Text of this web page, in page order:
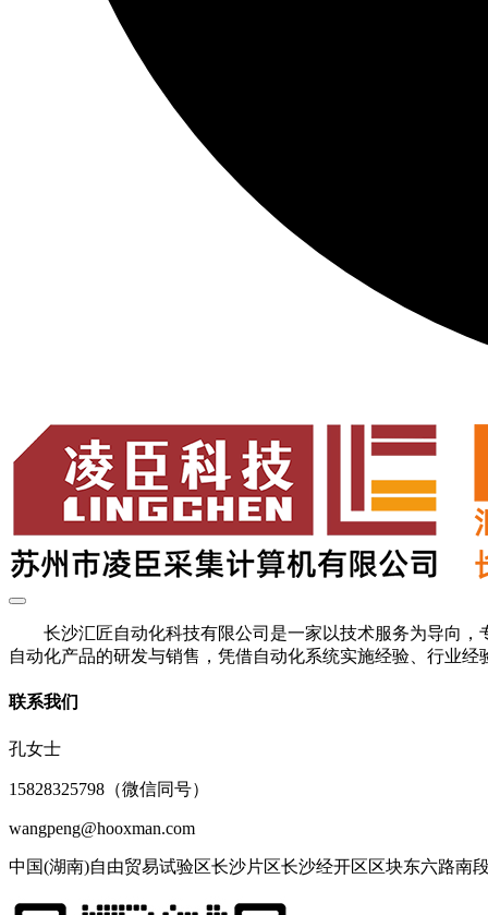
长沙汇匠自动化科技有限公司是一家以技术服务为导向，
自动化产品的研发与销售，凭借自动化系统实施经验、行业
联系我们
孔女士
15828325798（微信同号）
wangpeng@hooxman.com
中国(湖南)自由贸易试验区长沙片区长沙经开区区块东六路南